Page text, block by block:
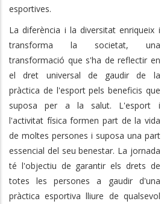
esportives.
La diferència i la diversitat enriqueix i
transforma la societat, una
transformació que s'ha de reflectir en
el dret universal de gaudir de la
pràctica de l'esport pels beneficis que
suposa per a la salut. L'esport i
l'activitat física formen part de la vida
de moltes persones i suposa una part
essencial del seu benestar. La jornada
té l'objectiu de garantir els drets de
totes les persones a gaudir d'una
pràctica esportiva lliure de qualsevol